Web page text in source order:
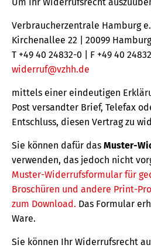
Verbraucherzentrale Hamburg
Kirchenallee 22 | 20099 Hamburg
T +49 40 24832-0 | F +49 40
widerruf@vzhh.de
mittels einer eindeutigen
Post versandter Brief, Telefax
Entschluss, diesen Vertrag zu
Sie können dafür das Muster-
verwenden, das jedoch nicht
Muster-Widerrufsformular für
Broschüren und andere Print-
zum Download. Das Formular
Ware.
Sie können Ihr Widerrufsrecht